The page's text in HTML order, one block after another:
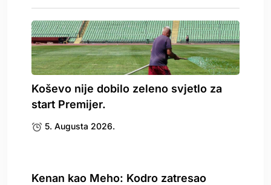
Koševo nije dobilo zeleno svjetlo za
start Premijer.
5. Augusta 2026.
Kenan kao Meho: Kodro zatresao